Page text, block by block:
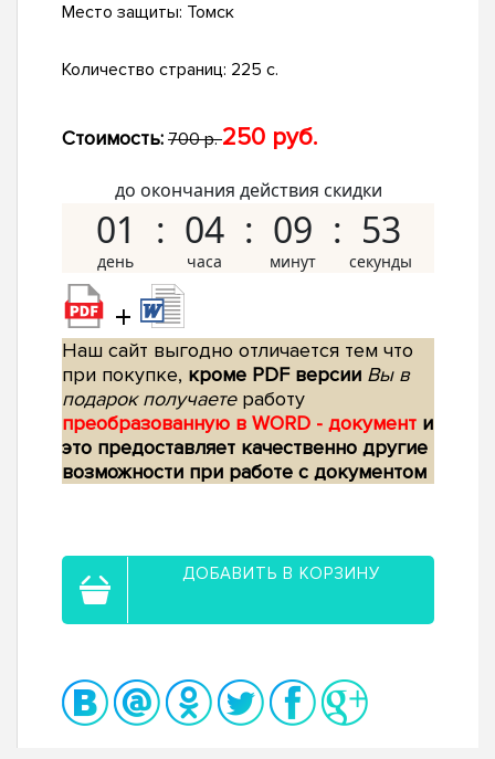
Место защиты: Томск
Количество страниц: 225 с.
Стоимость: 700 р.250 руб.
до окончания действия скидки
01 04 09 52
+
Наш сайт выгодно отличается тем что
при покупке, кроме PDF версии Вы в
подарок получаетеработу
преобразованную в WORD - документ и
это предоставляет качественно другие
возможности при работе с документом
ДОБАВИТЬ В КОРЗИНУ